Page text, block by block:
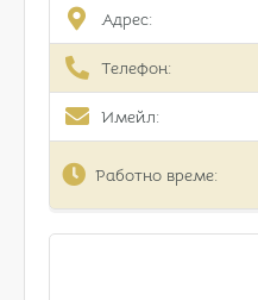
Адрес:
Телефон:
Имейл:
Работно време: